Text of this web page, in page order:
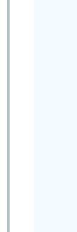
績が伸びた。受
った（大学受験
指導。受講料は
した主な授業ス
自習・自立。回
男性